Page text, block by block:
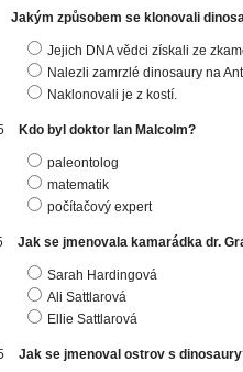
Jakým způsobem se klonovali
Jejich DNA vědci získali ze
Nalezli zamrzlé dinosaury na
Naklonovali je z kostí.
Kdo byl doktor Ian Malcolm?
paleontolog
matematik
počítačový expert
Jak se jmenovala kamarádka dr.
Sarah Hardingová
Ali Sattlarová
Ellie Sattlarová
Jak se jmenoval ostrov s